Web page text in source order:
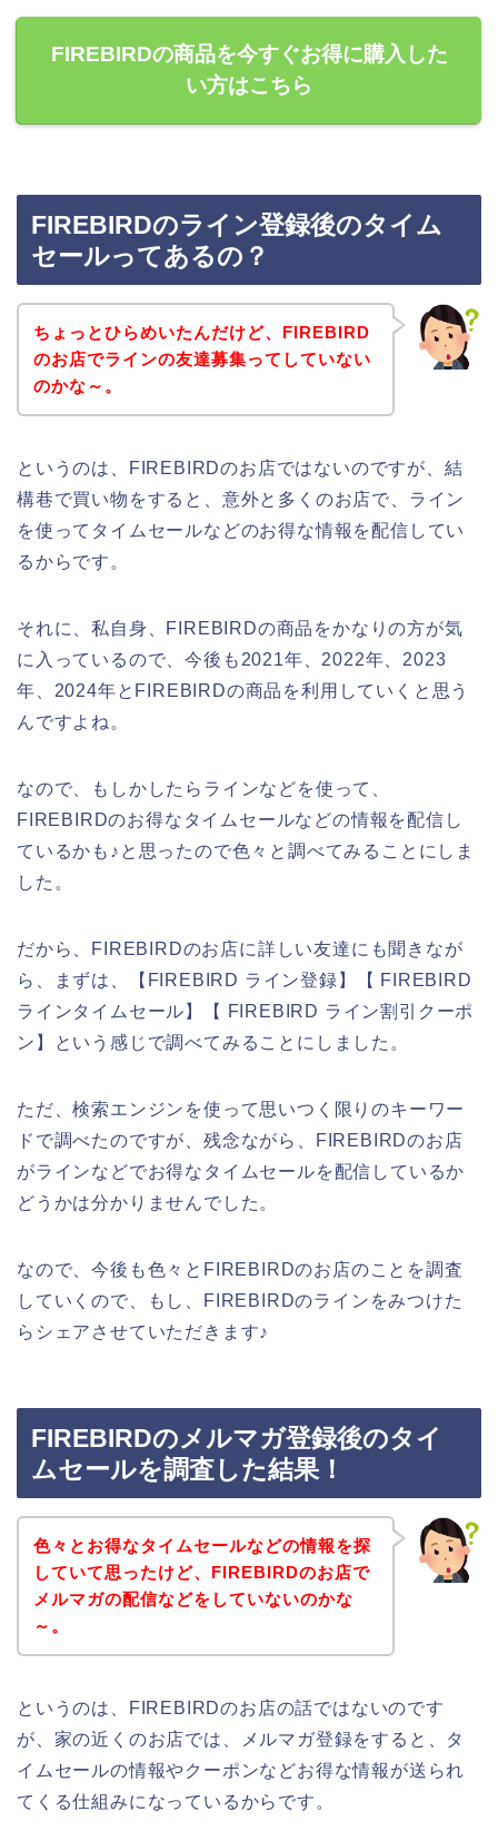
FIREBIRDの商品を今すぐお得に購入した
い方はこちら
FIREBIRDのライン登録後のタイム
セールってあるの？
ちょっとひらめいたんだけど、FIREBIRD
のお店でラインの友達募集ってしていない
のかな～。
というのは、FIREBIRDのお店ではないのですが、結
構巷で買い物をすると、意外と多くのお店で、ライン
を使ってタイムセールなどのお得な情報を配信してい
るからです。
それに、私自身、FIREBIRDの商品をかなりの方が気
に入っているので、今後も2021年、2022年、2023
年、2024年とFIREBIRDの商品を利用していくと思う
んですよね。
なので、もしかしたらラインなどを使って、
FIREBIRDのお得なタイムセールなどの情報を配信し
ているかも♪と思ったので色々と調べてみることにしま
した。
だから、FIREBIRDのお店に詳しい友達にも聞きなが
ら、まずは、【FIREBIRD ライン登録】【 FIREBIRD
ラインタイムセール】【 FIREBIRD ライン割引クーポ
ン】という感じで調べてみることにしました。
ただ、検索エンジンを使って思いつく限りのキーワー
ドで調べたのですが、残念ながら、FIREBIRDのお店
がラインなどでお得なタイムセールを配信しているか
どうかは分かりませんでした。
なので、今後も色々とFIREBIRDのお店のことを調査
していくので、もし、FIREBIRDのラインをみつけた
らシェアさせていただきます♪
FIREBIRDのメルマガ登録後のタイ
ムセールを調査した結果！
色々とお得なタイムセールなどの情報を探
していて思ったけど、FIREBIRDのお店で
メルマガの配信などをしていないのかな
～。
というのは、FIREBIRDのお店の話ではないのです
が、家の近くのお店では、メルマガ登録をすると、タ
イムセールの情報やクーポンなどお得な情報が送られ
てくる仕組みになっているからです。